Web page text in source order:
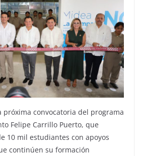
próxima convocatoria del programa
Felipe Carrillo Puerto, que
10 mil estudiantes con apoyos
continúen su formación